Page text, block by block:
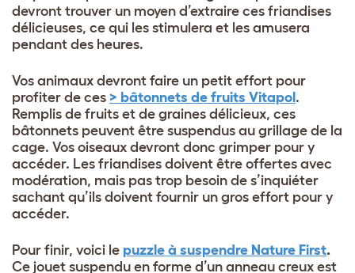
devront trouver un moyen d’extraire ces friandises
délicieuses, ce qui les stimulera et les amusera
pendant des heures.
Vos animaux devront faire un petit effort pour
profiter de ces > bâtonnets de fruits Vitapol.
Remplis de fruits et de graines délicieux, ces
bâtonnets peuvent être suspendus au grillage de la
cage. Vos oiseaux devront donc grimper pour y
accéder. Les friandises doivent être offertes avec
modération, mais pas trop besoin de s’inquiéter
sachant qu’ils doivent fournir un gros effort pour y
accéder.
Pour finir, voici le puzzle à suspendre Nature First.
Ce jouet suspendu en forme d’un anneau creux est